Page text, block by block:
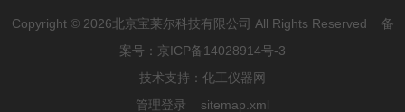
Copyright © 2026北京宝莱尔科技有限公司 All Rights Reserved 备
案号： 京ICP备14028914号-3
技术支持： 化工仪器网
管理登录
sitemap.xml